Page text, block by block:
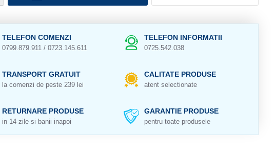
TELEFON COMENZI
0799.879.911 / 0723.145.611
TELEFON INFORMATII
0725.542.038
TRANSPORT GRATUIT
la comenzi de peste 239 lei
CALITATE PRODUSE
atent selectionate
RETURNARE PRODUSE
in 14 zile si banii inapoi
GARANTIE PRODUSE
pentru toate produsele